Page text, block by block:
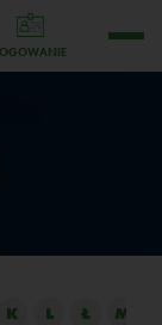
K L Ł M